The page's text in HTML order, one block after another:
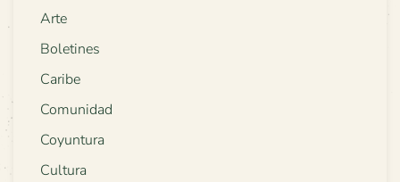
Arte
Boletines
Caribe
Comunidad
Coyuntura
Cultura